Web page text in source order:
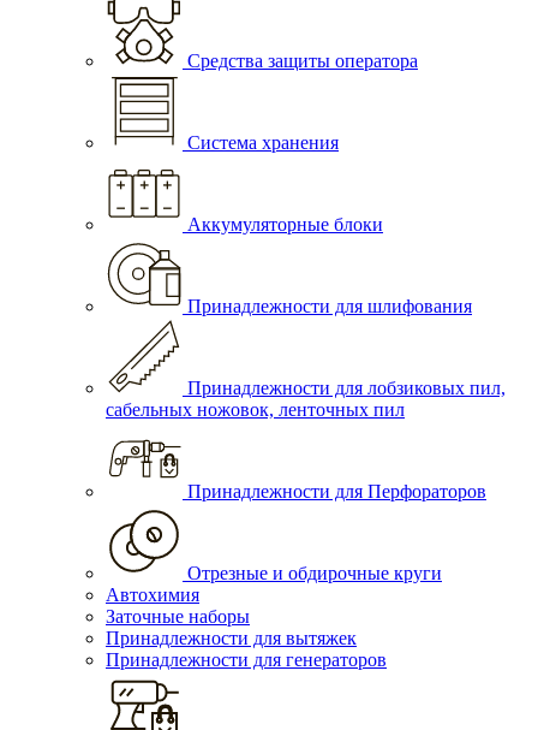
Средства защиты оператора
Система хранения
Аккумуляторные блоки
Принадлежности для шлифования
Принадлежности для лобзиковых пил,
сабельных ножовок, ленточных пил
Принадлежности для Перфораторов
Отрезные и обдирочные круги
Автохимия
Заточные наборы
Принадлежности для вытяжек
Принадлежности для генераторов